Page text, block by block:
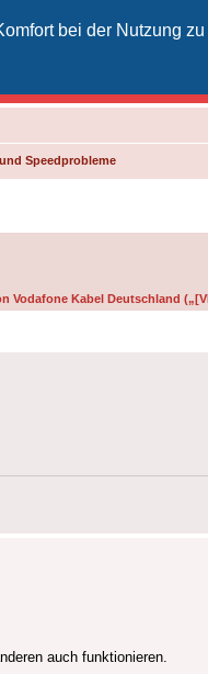
bei der Nutzung
Speedprobleme
Kabel Deutschland
auch funktionieren.